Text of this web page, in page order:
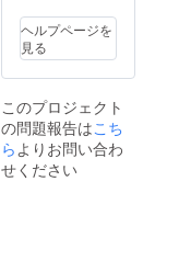
ヘルプページを
見る
このプロジェクト
の問題報告はこち
ら よりお問い合わ
せください